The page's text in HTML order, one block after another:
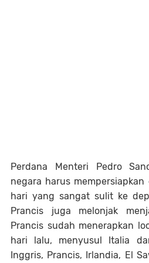
Perdana Menteri Pedro
negara harus
hari yang sangat sulit ke
Prancis juga melonjak
Prancis sudah menerapkan
hari lalu, menyusul Italia
Inggris, Prancis, Irlandia, El